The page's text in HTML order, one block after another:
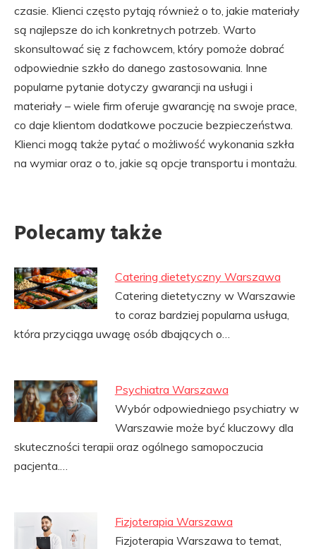
czasie. Klienci często pytają również o to, jakie materiały
są najlepsze do ich konkretnych potrzeb. Warto
skonsultować się z fachowcem, który pomoże dobrać
odpowiednie szkło do danego zastosowania. Inne
popularne pytanie dotyczy gwarancji na usługi i
materiały – wiele firm oferuje gwarancję na swoje prace,
co daje klientom dodatkowe poczucie bezpieczeństwa.
Klienci mogą także pytać o możliwość wykonania szkła
na wymiar oraz o to, jakie są opcje transportu i montażu.
Polecamy także
Catering dietetyczny Warszawa
Catering dietetyczny w Warszawie
to coraz bardziej popularna usługa,
która przyciąga uwagę osób dbających o…
Psychiatra Warszawa
Wybór odpowiedniego psychiatry w
Warszawie może być kluczowy dla
skuteczności terapii oraz ogólnego samopoczucia
pacjenta.…
Fizjoterapia Warszawa
Fizjoterapia Warszawa to temat,